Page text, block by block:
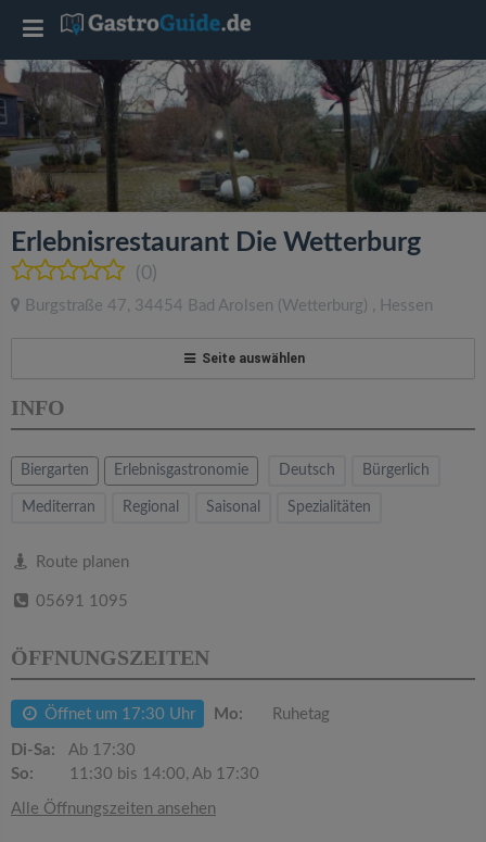
Erlebnisrestaurant Die Wetterburg
(0)
Burgstraße 47, 34454 Bad Arolsen (Wetterburg) , Hessen
Seite auswählen
INFO
Biergarten Erlebnisgastronomie Deutsch Bürgerlich
Mediterran Regional Saisonal Spezialitäten
Route planen
05691 1095
ÖFFNUNGSZEITEN
Öffnet um 17:30 Uhr Mo: Ruhetag
Di-Sa:
Ab 17:30
So:
11:30 bis 14:00, Ab 17:30
Alle Öffnungszeiten ansehen
T
g
g
l
e
a
v
g
a
t